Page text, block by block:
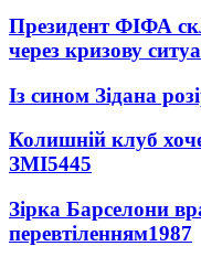
Президент ФІФА
через кризову
Із сином Зідана
Колишній клуб
ЗМІ5445
Зірка Барселони
перевтіленням1987